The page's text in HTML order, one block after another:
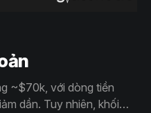
~$70k, với dòng tiền
dần. Tuy nhiên, khối